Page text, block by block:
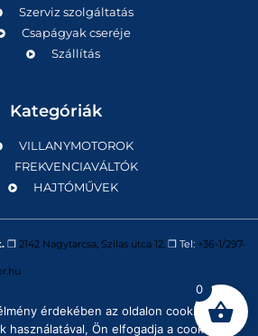
Szerviz szolgáltatás
Csapágyak cseréje
Szállítás
Kategóriák
VILLANYMOTOROK
FREKVENCIAVÁLTÓK
HAJTÓMŰVEK
❒ 2142 Nagytarcsa, Szilas utca 12. ❒ Tel: +36-1/297-
0
érdekében az oldalon cookie-kat
használatával, Ön elfogadja a cookie-k